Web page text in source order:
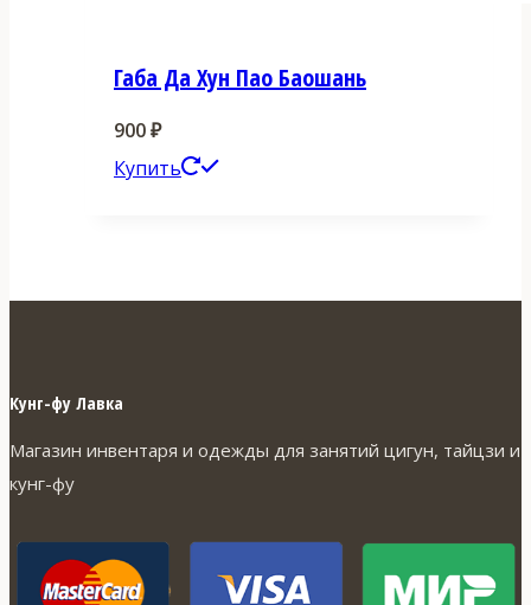
Габа Да Хун Пао Баошань
900₽
Купить
Этот
товара.
Кунг-фу Лавка
Магазин инвентаря и одежды для занятий цигун, тайцзи и
кунг-фу